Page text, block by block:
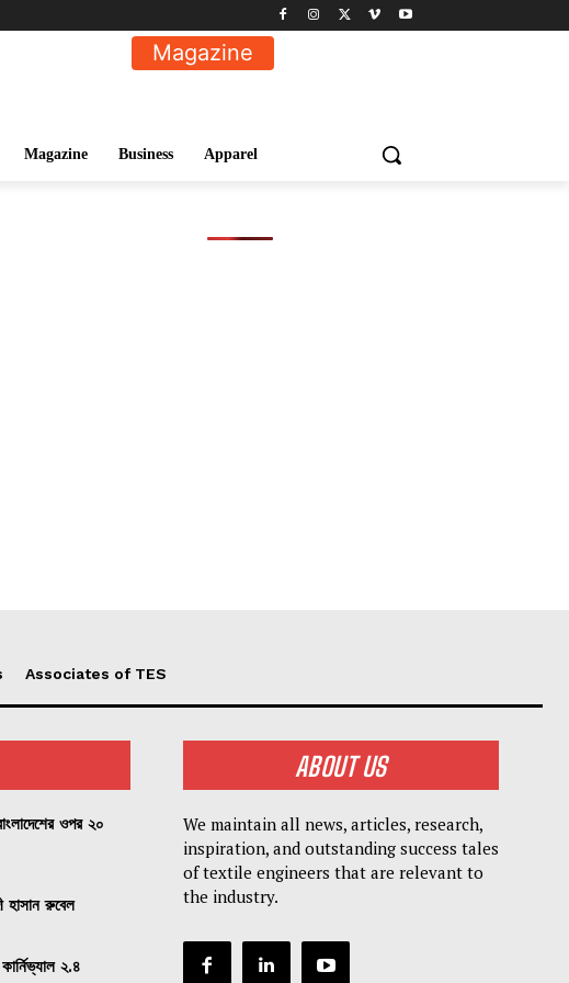
Magazine
Magazine Business Apparel
Associates of TES
ওপর ২০
হাসান রুবেল
২.৪
ABOUT US
We maintain all news, articles, research,
inspiration, and outstanding success tales
of textile engineers that are relevant to
the industry.